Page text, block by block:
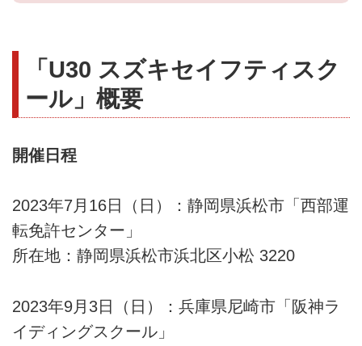
「U30 スズキセイフティスク
ール」概要
開催日程
2023年7月16日（日）：静岡県浜松市「西部運
転免許センター」
所在地：静岡県浜松市浜北区小松 3220
2023年9月3日（日）：兵庫県尼崎市「阪神ラ
イディングスクール」